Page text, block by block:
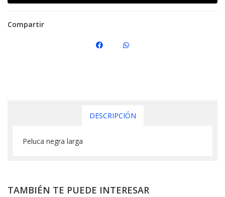
Compartir
DESCRIPCIÓN
Peluca negra larga
TAMBIÉN TE PUEDE INTERESAR